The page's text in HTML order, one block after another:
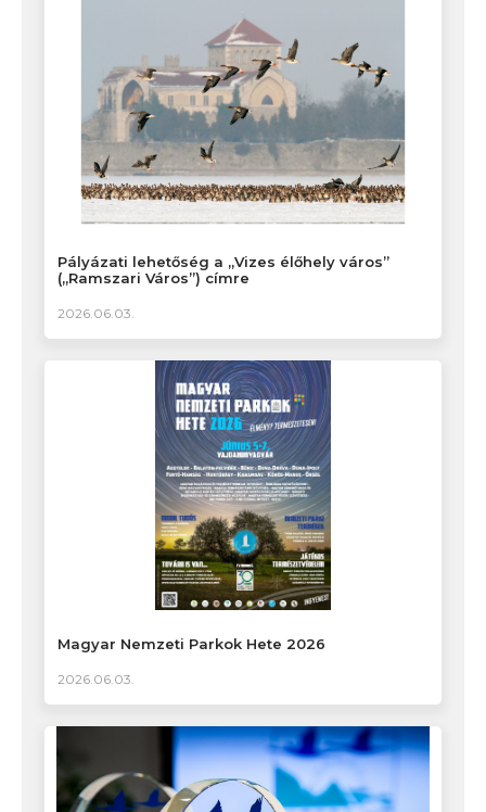
Pályázati lehetőség a „Vizes élőhely város”
(„Ramszari Város”) címre
2026.06.03.
Magyar Nemzeti Parkok Hete 2026
2026.06.03.